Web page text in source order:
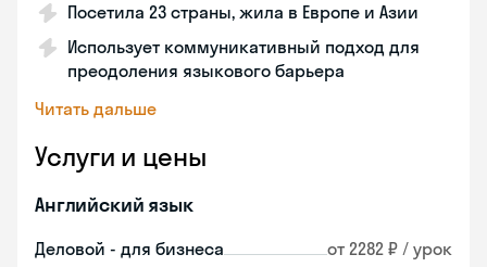
Посетила 23 страны, жила в Европе и Азии
Использует коммуникативный подход для
преодоления языкового барьера
Читать дальше
Услуги и цены
Английский язык
Деловой - для бизнеса от 2282 ₽ / урок